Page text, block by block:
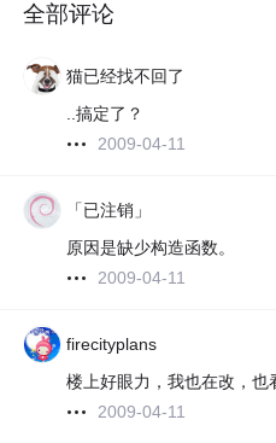
全部评论
猫已经找不回了
..搞定了？
2009-04-11
「已注销」
原因是缺少构造函数。
2009-04-11
firecityplans
楼上好眼力，我也在改，也
2009-04-11